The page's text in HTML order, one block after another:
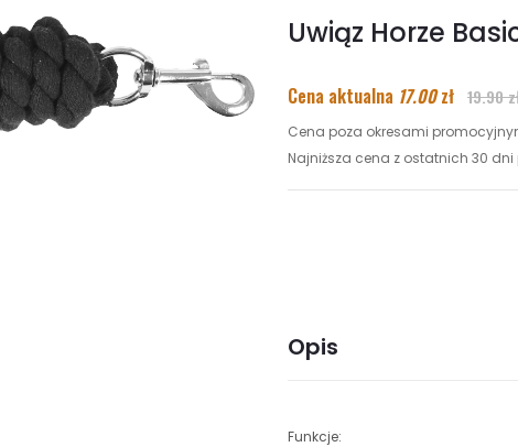
Uwiąz Horze
Cena aktualna 17.00zł 19.90
Cena poza okresami
Najniższa cena z ostatnich 30 dni
Opis
Funkcje: